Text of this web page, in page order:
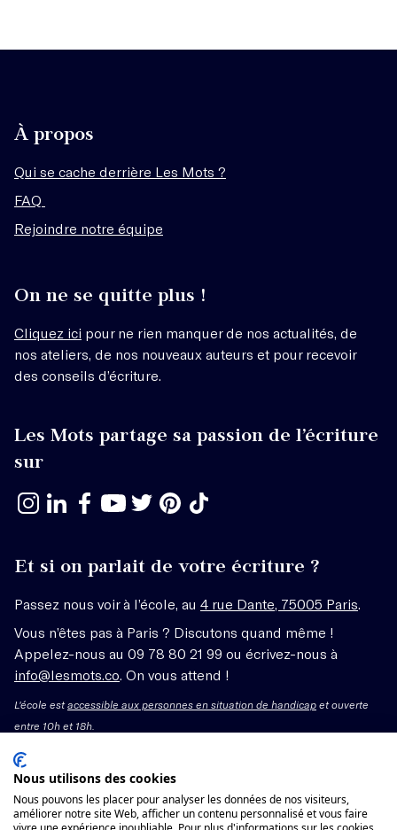
À propos
Qui se cache derrière Les Mots ?
FAQ
Rejoindre notre équipe
On ne se quitte plus !
Cliquez ici pour ne rien manquer de nos actualités, de
nos ateliers, de nos nouveaux auteurs et pour recevoir
des conseils d’écriture.
Les Mots partage sa passion de l’écriture
sur
Et si on parlait de votre écriture ?
Passez nous voir à l’école, au 4 rue Dante, 75005 Paris
Vous n’êtes pas à Paris ? Discutons quand même !
Appelez-nous au 09 78 80 21 99 ou écrivez-nous à
info@lesmots.co . On vous attend !
L'école estaccessible aux personnes en situation de handicap et ouverte
entre 10h et 18h.
Mentions légales – CGV
Organisme de formation enregistré sous le numéro
Nous utilisons des cookies
Nous pouvons les placer pour analyser les données de nos visiteurs,
améliorer notre site Web, afficher un contenu personnalisé et vous faire